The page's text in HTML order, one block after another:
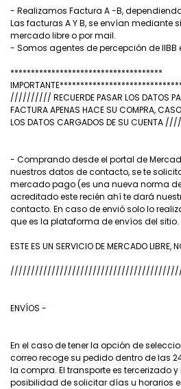
- Realizamos Factura A -B,
Las facturas A Y B, se envían mediante
mercado libre o por mail.
- Somos agentes de percepción de IIBB
*************************************
////////// RECUERDE PASAR LOS DATOS
FACTURA APENAS HACE SU COMPRA,
LOS DATOS CARGADOS DE SU
- Comprando desde el portal de
nuestros datos de contacto, se te
mercado pago (es una nueva norma
acreditado este recién ahí te dará
contacto. En caso de envió solo lo
que es la plataforma de envíos del sitio.
ESTE ES UN SERVICIO DE MERCADO LIBRE,
ENVÍOS -
En el caso de tener la opción de
correo recoge su pedido dentro de las
la compra. El transporte es tercerizado
posibilidad de solicitar días u horarios